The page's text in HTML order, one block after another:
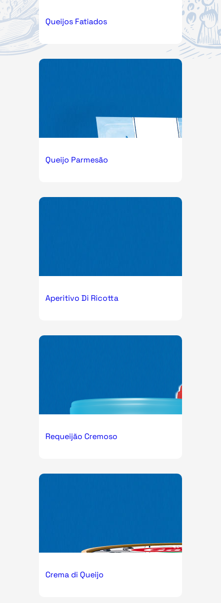
Queijos Fatiados
Queijo Parmesão
Aperitivo Di Ricotta
Requeijão Cremoso
Crema di Queijo